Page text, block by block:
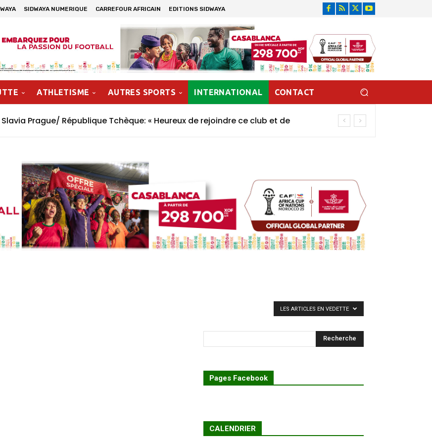
SIDWAYA NUMERIQUE CARREFOUR AFRICAIN EDITIONS SIDWAYA
ATHLETISME AUTRES SPORTS INTERNATIONAL CONTACT
Prague/ République Tchèque: « Heureux de rejoindre ce club et de
LES ARTICLES EN VEDETTE
Pages Facebook
CALENDRIER